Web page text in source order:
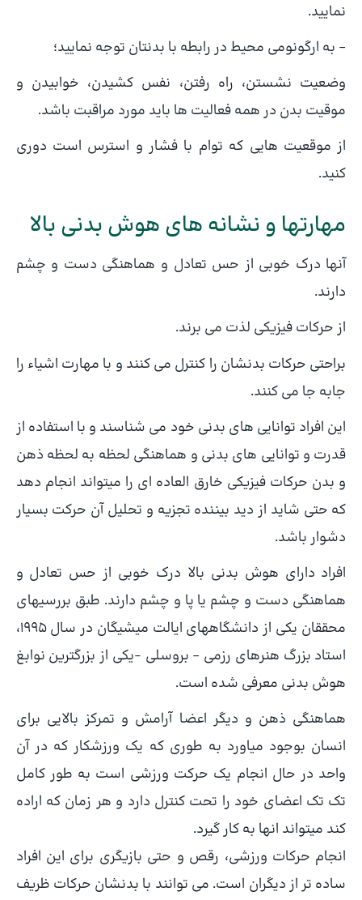
نمایید.
– به ارگونومی محیط در رابطه با بدنتان توجه نمایید؛
وضعیت نشستن، راه رفتن، نفس کشیدن، خوابیدن و
موقیت بدن در همه فعالیت ها باید مورد مراقبت باشد.
از موقعیت هایی که توام با فشار و استرس است دوری
کنید.
مهارتها و نشانه های هوش بدنی بالا
آنها درک خوبی از حس تعادل و هماهنگی دست و چشم
دارند.
از حرکات فیزیکی لذت می برند.
براحتی حرکات بدنشان را کنترل می کنند و با مهارت اشیاء را
جابه جا می کنند.
این افراد توانایی های بدنی خود می شناسند و با استفاده از
قدرت و توانایی های بدنی و هماهنگی لحظه به لحظه ذهن
و بدن حرکات فیزیکی خارق العاده ای را میتواند انجام دهد
که حتی شاید از دید بیننده تجزیه و تحلیل آن حرکت بسیار
دشوار باشد.
افراد دارای هوش بدنی بالا درک خوبی از حس تعادل و
هماهنگی دست و چشم یا پا و چشم دارند. طبق بررسیهای
محققان یکی از دانشگاههای ایالت میشیگان در سال ۱۹۹۵،
استاد بزرگ هنرهای رزمی – بروسلی -یکی از بزرگترین نوابغ
هوش بدنی معرفی شده است.
هماهنگی ذهن و دیگر اعضا آرامش و تمرکز بالایی برای
انسان بوجود میاورد به طوری که یک ورزشکار که در آن
واحد در حال انجام یک حرکت ورزشی است به طور کامل
تک تک اعضای خود را تحت کنترل دارد و هر زمان که اراده
کند میتواند انها به کار گیرد.
انجام حرکات ورزشی، رقص و حتی بازیگری برای این افراد
ساده تر از دیگران است. می توانند با بدنشان حرکات ظریف